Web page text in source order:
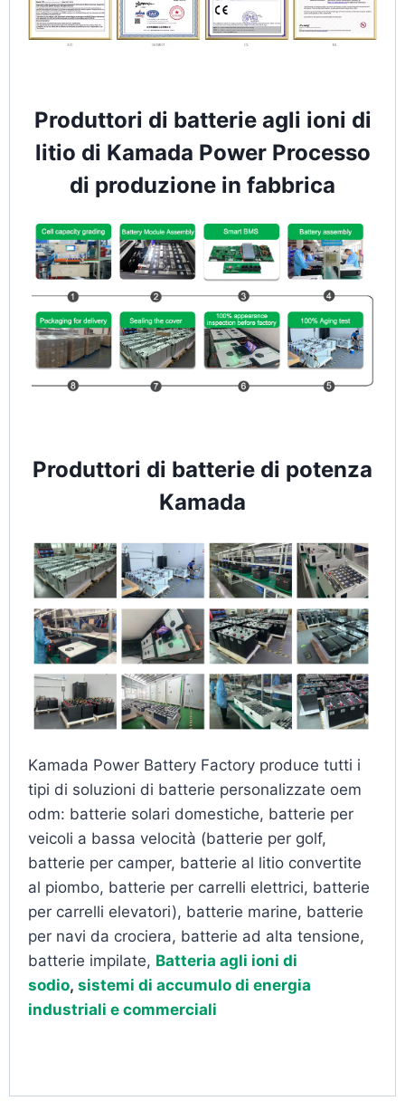
Produttori di batterie agli ioni di
litio di Kamada Power Processo
di produzione in fabbrica
Produttori di batterie di potenza
Kamada
Kamada Power Battery Factory produce tutti i
tipi di soluzioni di batterie personalizzate oem
odm: batterie solari domestiche, batterie per
veicoli a bassa velocità (batterie per golf,
batterie per camper, batterie al litio convertite
al piombo, batterie per carrelli elettrici, batterie
per carrelli elevatori), batterie marine, batterie
per navi da crociera, batterie ad alta tensione,
batterie impilate, Batteria agli ioni di
sodio, sistemi di accumulo di energia
industriali e commerciali